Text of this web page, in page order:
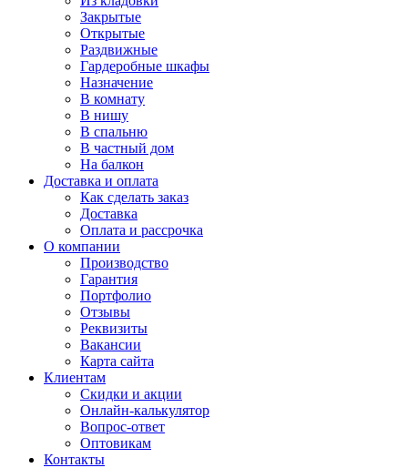
Закрытые
Открытые
Раздвижные
Гардеробные шкафы
Назначение
В комнату
В нишу
В спальню
В частный дом
На балкон
Доставка и оплата
Как сделать заказ
Доставка
Оплата и рассрочка
О компании
Производство
Гарантия
Портфолио
Отзывы
Реквизиты
Вакансии
Карта сайта
Клиентам
Скидки и акции
Онлайн-калькулятор
Вопрос-ответ
Оптовикам
Контакты